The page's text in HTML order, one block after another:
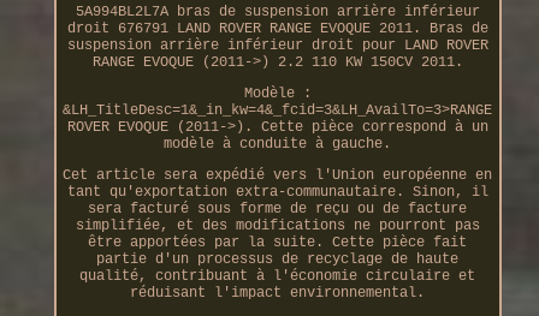
5A994BL2L7A bras de suspension arrière inférieur
droit 676791 LAND ROVER RANGE EVOQUE 2011. Bras de
suspension arrière inférieur droit pour LAND ROVER
RANGE EVOQUE (2011->) 2.2 110 KW 150CV 2011.
Modèle :
&LH_TitleDesc=1&_in_kw=4&_fcid=3&LH_AvailTo=3>RANGE
ROVER EVOQUE (2011->). Cette pièce correspond à un
modèle à conduite à gauche.
Cet article sera expédié vers l'Union européenne en
tant qu'exportation extra-communautaire. Sinon, il
sera facturé sous forme de reçu ou de facture
simplifiée, et des modifications ne pourront pas
être apportées par la suite. Cette pièce fait
partie d'un processus de recyclage de haute
qualité, contribuant à l'économie circulaire et
réduisant l'impact environnemental.